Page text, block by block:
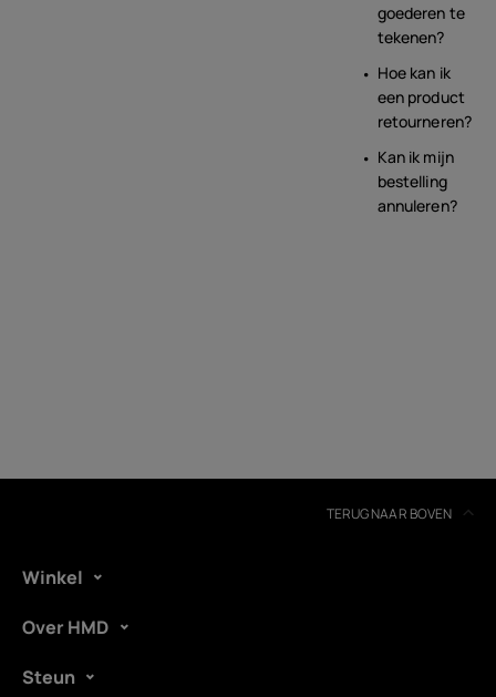
goederen te
tekenen?
Hoe kan ik
een product
retourneren?
Kan ik mijn
bestelling
annuleren?
TERUG NAAR BOVEN
Winkel
Over HMD
Steun